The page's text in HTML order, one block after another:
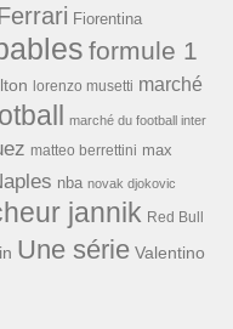
Fiorentina
formule 1
lorenzo musetti marché
marché du football inter
matteo berrettini max
nba novak djokovic
jannik Red Bull
Une série Valentino